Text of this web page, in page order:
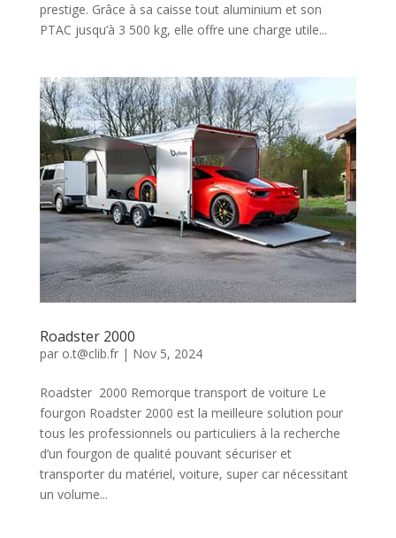
prestige. Grâce à sa caisse tout aluminium et son
PTAC jusqu’à 3 500 kg, elle offre une charge utile...
Roadster 2000
par o.t@clib.fr| Nov 5, 2024
Roadster 2000 Remorque transport de voiture Le
fourgon Roadster 2000 est la meilleure solution pour
tous les professionnels ou particuliers à la recherche
d’un fourgon de qualité pouvant sécuriser et
transporter du matériel, voiture, super car nécessitant
un volume...